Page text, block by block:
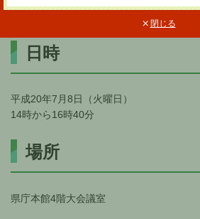
閉じる
日時
平成20年7月8日（火曜日）
14時から16時40分
場所
県庁本館4階大会議室